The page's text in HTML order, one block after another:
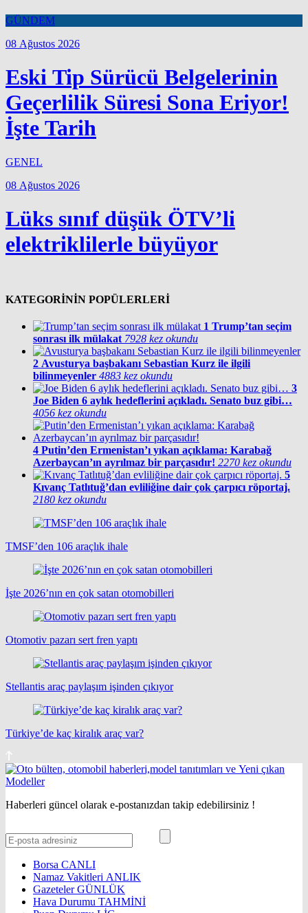
GÜNDEM
08 Ağustos 2026
Eski Tip Sürücü Belgelerinin
Geçerlilik Süresi Sona Eriyor!
İşte Tarih
GENEL
08 Ağustos 2026
Lüks sınıf düşük ÖTV’li
elektriklilerle büyüyor
KATEGORİNİN POPÜLERLERİ
1 Trump’tan seçim
sonrası ilk mülakat 7928 kez okundu
2 Avusturya başbakanı Sebastian Kurz ile ilgili
bilinmeyenler 4883 kez okundu
3
Joe Biden 6 aylık hedeflerini açıkladı. Senato buz gibi…
4056 kez okundu
4 Putin’den Ermenistan’ı yıkan açıklama: Karabağ
Azerbaycan’ın ayrılmaz bir parçasıdır! 2270 kez okundu
5
Kıvanç Tatlıtuğ’dan evliliğine dair çok çarpıcı röportaj.
2180 kez okundu
TMSF’den 106 araçlık ihale
İşte 2026’nın en çok satan otomobilleri
Otomotiv pazarı sert fren yaptı
Stellantis araç paylaşım işinden çıkıyor
Türkiye’de kaç kiralık araç var?
Haberleri güncel olarak e-postanızdan takip edebilirsiniz !
Borsa CANLI
Namaz Vakitleri ANLIK
GazetelerGÜNLÜK
Hava Durumu TAHMİNİ